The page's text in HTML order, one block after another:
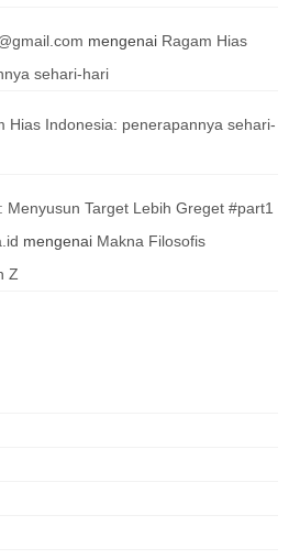
mengenai Ragam Hias
sehari-hari
Hias Indonesia: penerapannya sehari-
Menyusun Target Lebih Greget #part1
mengenai Makna Filosofis
Z